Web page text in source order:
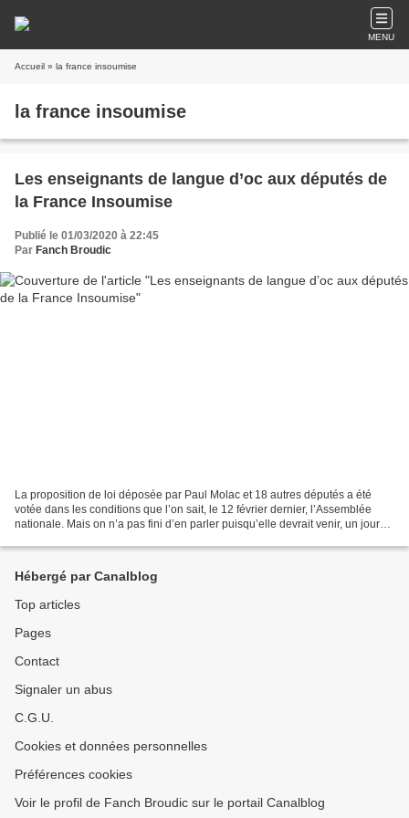
MENU
Accueil » la france insoumise
la france insoumise
Les enseignants de langue d’oc aux députés de
la France Insoumise
Publié le 01/03/2020 à 22:45
Par Fanch Broudic
La proposition de loi déposée par Paul Molac et 18 autres députés a été
votée dans les conditions que l’on sait, le 12 février dernier, l’Assemblée
nationale. Mais on n’a pas fini d’en parler puisqu’elle devrait venir, un jour
Hébergé par Canalblog
Top articles
Pages
Contact
Signaler un abus
C.G.U.
Cookies et données personnelles
Préférences cookies
Voir le profil de Fanch Broudic sur le portail Canalblog